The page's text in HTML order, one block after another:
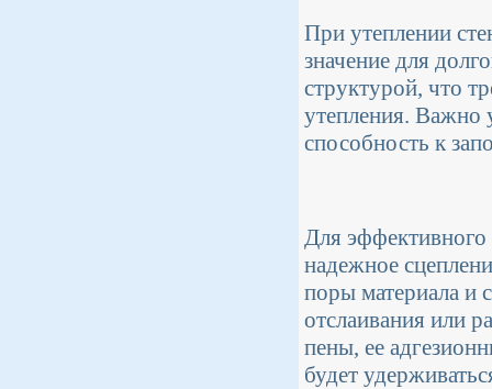
При утеплении
значение для
структурой, что
утепления. Важно
способность к
Для эффективного
надежное
поры материала и
отслаивания или
пены, ее
будет